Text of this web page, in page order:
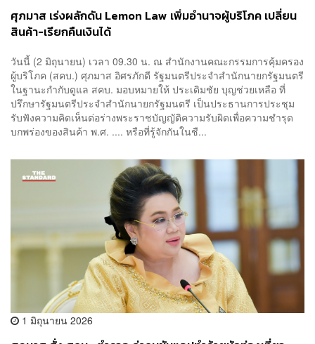
ศุภมาส เร่งผลักดัน Lemon Law เพิ่มอำนาจผู้บริโภค เปลี่ยน
สินค้า-เรียกคืนเงินได้
วันนี้ (2 มิถุนายน) เวลา 09.30 น. ณ สำนักงานคณะกรรมการคุ้มครอง
ผู้บริโภค (สคบ.) ศุภมาส อิศรภักดี รัฐมนตรีประจำสำนักนายกรัฐมนตรี
ในฐานะกำกับดูแล สคบ. มอบหมายให้ ประเดิมชัย บุญช่วยเหลือ ที่
ปรึกษารัฐมนตรีประจำสำนักนายกรัฐมนตรี เป็นประธานการประชุม
รับฟังความคิดเห็นต่อร่างพระราชบัญญัติความรับผิดเพื่อความชำรุด
บกพร่องของสินค้า พ.ศ. .... หรือที่รู้จักกันในชื...
1 มิถุนายน 2026